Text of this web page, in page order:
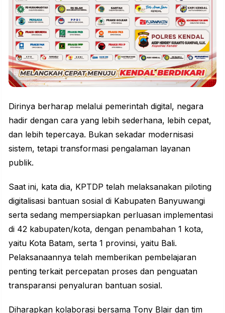
Dirinya berharap melalui pemerintah digital, negara
hadir dengan cara yang lebih sederhana, lebih cepat,
dan lebih tepercaya. Bukan sekadar modernisasi
sistem, tetapi transformasi pengalaman layanan
publik.
Saat ini, kata dia, KPTDP telah melaksanakan piloting
digitalisasi bantuan sosial di Kabupaten Banyuwangi
serta sedang mempersiapkan perluasan implementasi
di 42 kabupaten/kota, dengan penambahan 1 kota,
yaitu Kota Batam, serta 1 provinsi, yaitu Bali.
Pelaksanaannya telah memberikan pembelajaran
penting terkait percepatan proses dan penguatan
transparansi penyaluran bantuan sosial.
Diharapkan kolaborasi bersama Tony Blair dan tim